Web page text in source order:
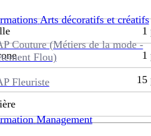
Arts décoratifs et créatifs
Couture (Métiers de la mode -
Flou)
Fleuriste
Management
1
1
15